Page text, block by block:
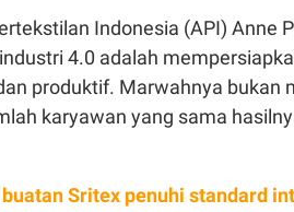
Indonesia (API) Anne
4.0 adalah
produktif. Marwahnya bukan
karyawan yang sama
Sritex penuhi standard